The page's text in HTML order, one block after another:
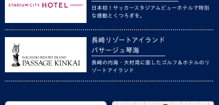
日本初！サッカースタジアムビューホテルで特別
な感動とくつろぎを。
長崎リゾートアイランド
パサージュ琴海
長崎の内海・大村湾に面したゴルフ＆ホテルのリ
ゾートアイランド